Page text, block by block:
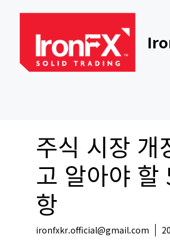
content
주식 시장 개
고 알아야 할
항
ironfxkr.official@gmail.com